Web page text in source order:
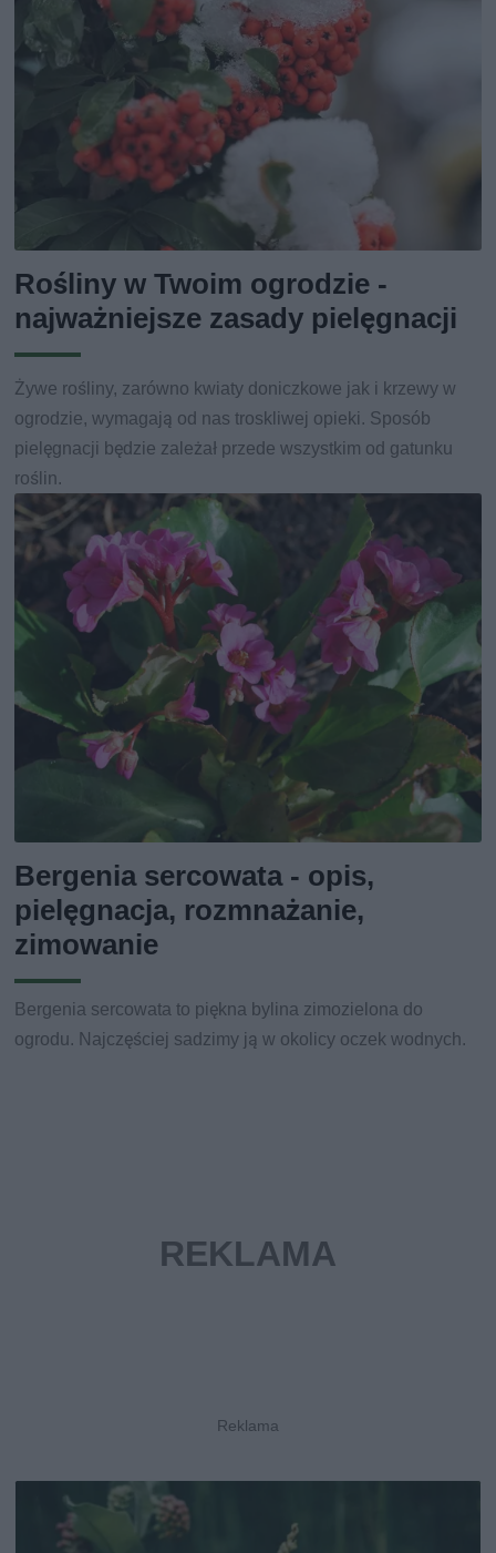
Rośliny w Twoim ogrodzie -
najważniejsze zasady pielęgnacji
Żywe rośliny, zarówno kwiaty doniczkowe jak i krzewy w
ogrodzie, wymagają od nas troskliwej opieki. Sposób
pielęgnacji będzie zależał przede wszystkim od gatunku
roślin.
Bergenia sercowata - opis,
pielęgnacja, rozmnażanie,
zimowanie
Bergenia sercowata to piękna bylina zimozielona do
ogrodu. Najczęściej sadzimy ją w okolicy oczek wodnych.